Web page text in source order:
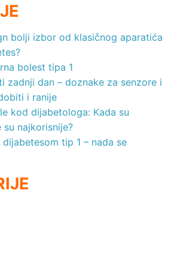
bolji izbor od klasičnog aparatića
bolest tipa 1
zadnji dan – doznake za senzore i
i ranije
kod dijabetologa: Kada su
najkorisnije?
tip 1 – nada se